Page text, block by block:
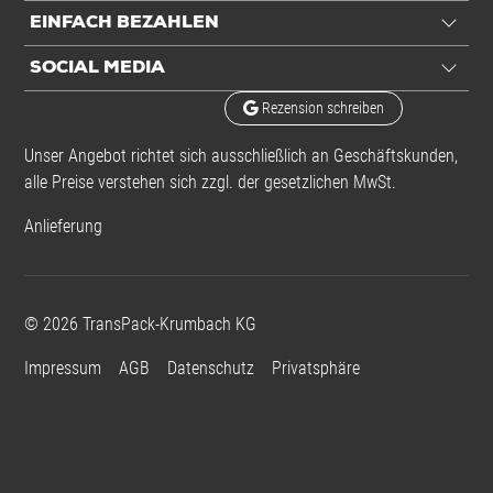
Aufdruck ESD-Logo
Einheiten
Stück: 1 Stück
EINFACH BEZAHLEN
SOCIAL MEDIA
Rezension schreiben
Unser Angebot richtet sich ausschließlich an Geschäftskunden,
alle Preise verstehen sich zzgl. der gesetzlichen MwSt.
Anlieferung
© 2026 TransPack-Krumbach KG
Impressum AGB Datenschutz Privatsphäre